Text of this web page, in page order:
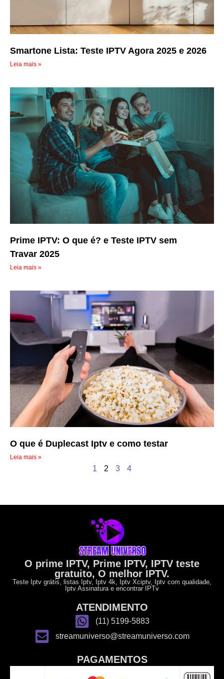
Smartone Lista: Teste IPTV Agora 2025 e 2026
Leia mais »
Prime IPTV: O que é? e Teste IPTV sem
Travar 2025
Leia mais »
O que é Duplecast Iptv e como testar
Leia mais »
1 2 3 4
O prime IPTV, Prime IPTV, IPTV teste
gratuito, O melhor IPTV.
Teste Iptv grátis, listas Iptv, Iptv 4k, Iptv Xciptv, Iptv com qualidade,
Iptv Assinatura e encontrar IPTv
ATENDIMENTO
(11) 5199-5883
streamuniverso@streamuniverso.com
PAGAMENTOS